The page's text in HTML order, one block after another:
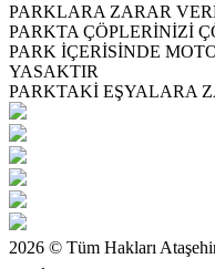
PARKLARA ZARAR
PARKTA ÇÖPLERİNİZİ
PARK İÇERİSİNDE
YASAKTIR
PARKTAKİ EŞYALARA
2026 © Tüm Hakları